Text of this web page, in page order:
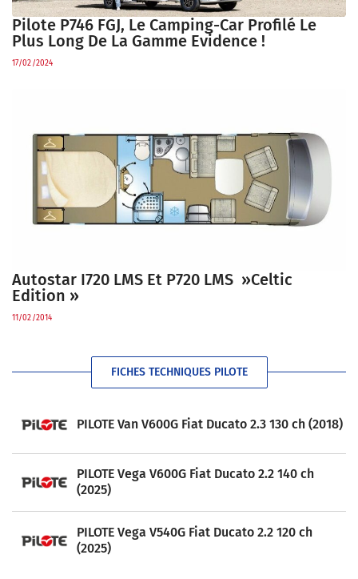
Pilote P746 FGJ, Le Camping-Car Profilé Le
Plus Long De La Gamme Evidence !
17/02/2024
Autostar I720 LMS Et P720 LMS »Celtic
Edition »
11/02/2014
FICHES TECHNIQUES PILOTE
PILOTE Van V600G Fiat Ducato 2.3 130 ch (2018)
PILOTE Vega V600G Fiat Ducato 2.2 140 ch
(2025)
PILOTE Vega V540G Fiat Ducato 2.2 120 ch
(2025)